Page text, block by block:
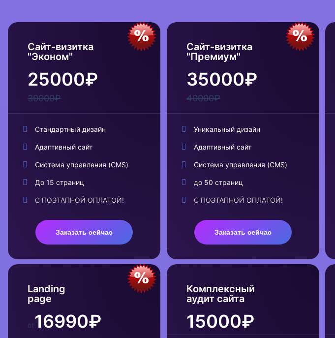
Сайт-визитка
"Эконом"
25000₽
30000₽
Стандартный дизайн
Адаптивный сайт
Система управления (CMS)
До 15 страниц
С ПОЭТАПНОЙ ОПЛАТОЙ!
Заказать сейчас
Сайт-визитка
"Премиум"
35000₽
40000₽
Уникальный дизайн
Адаптивный сайт
Система управления (CMS)
до 50 страниц
С ПОЭТАПНОЙ ОПЛАТОЙ!
Заказать сейчас
Landing
page
от16990₽
Комплексный
аудит сайта
15000₽